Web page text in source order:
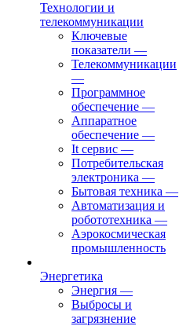
Технологии и
телекоммуникации
Ключевые
показатели —
Телекоммуникации
—
Программное
обеспечение —
Аппаратное
обеспечение —
It сервис —
Потребительская
электроника —
Бытовая техника —
Автоматизация и
робототехника —
Аэрокосмическая
промышленность
Энергетика
Энергия —
Выбросы и
загрязнение